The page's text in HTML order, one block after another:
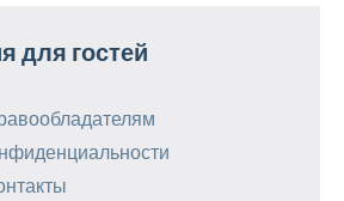
для гостей